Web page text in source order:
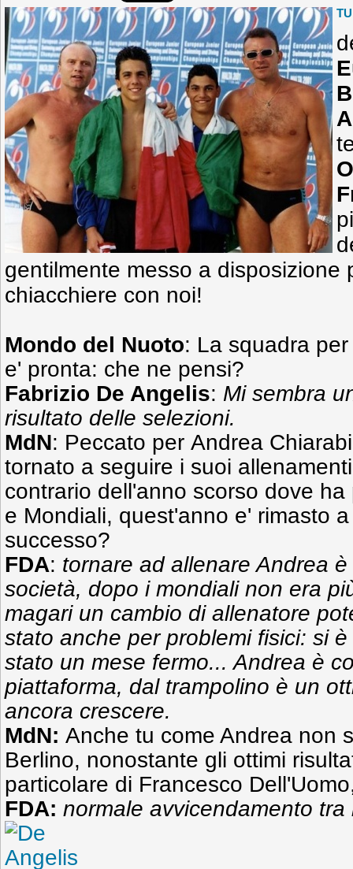
gentilmente messo a disposizione
chiacchiere con noi!
Mondo del Nuoto: La squadra
e' pronta: che ne pensi?
Fabrizio De Angelis: Mi sembra
risultato delle selezioni.
MdN: Peccato per Andrea
tornato a seguire i suoi
contrario dell'anno scorso dove
e Mondiali, quest'anno e' rimasto
successo?
FDA: tornare ad allenare Andrea
società, dopo i mondiali non era
magari un cambio di allenatore
stato anche per problemi fisici: si
stato un mese fermo... Andrea è
piattaforma, dal trampolino è un
ancora crescere.
MdN: Anche tu come Andrea non
Berlino, nonostante gli ottimi
particolare di Francesco
FDA: normale avvicendamento tra